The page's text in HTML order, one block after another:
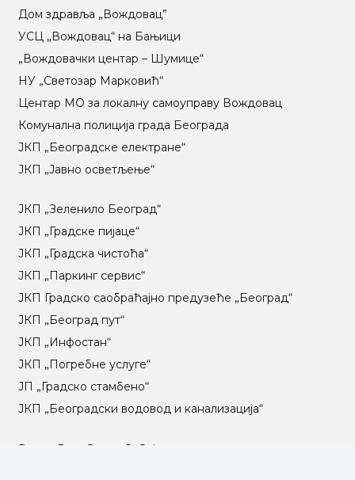
Дом здравља „Вождовац”
УСЦ „Вождовац“ на Бањици
„Вождовачки центар – Шумице“
НУ „Светозар Марковић“
Центар МO за локалну самоуправу Вождовац
Комунална полиција града Београда
ЈКП „Београдске електране“
ЈКП „Јавно осветљење“
ЈКП „Зеленило Београд“
ЈКП „Градске пијаце“
ЈКП „Градска чистоћа“
ЈКП „Паркинг сервис“
ЈКП Градско саобраћајно предузеће „Београд“
ЈКП „Београд пут“
ЈКП „Инфостан“
ЈКП „Погребне услуге“
ЈП „Градско стамбено“
ЈКП „Београдски водовод и канализација“
Влада Републике Србије